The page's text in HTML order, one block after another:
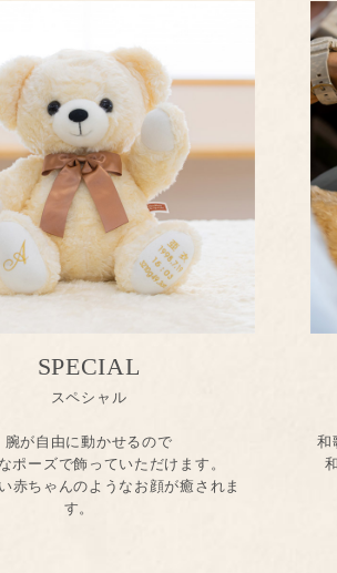
SPECIAL
スペシャル
腕が自由に動かせるので
ポーズで飾っていただけます。
赤ちゃんのようなお顔が癒されま
す。
和